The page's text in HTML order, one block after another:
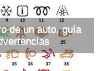
de un auto, guía